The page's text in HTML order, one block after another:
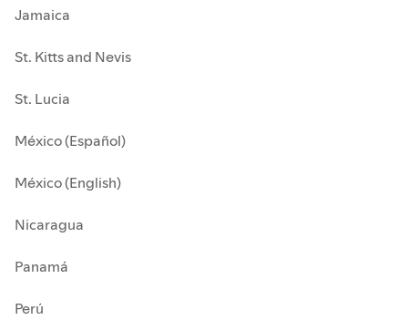
Jamaica
St. Kitts and Nevis
St. Lucia
México (Español)
México (English)
Nicaragua
Panamá
Perú